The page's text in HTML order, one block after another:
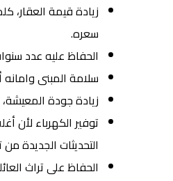
زيادة قيمة العقار،
سعره.
الحفاظ عليه عدد
سلامة المبنى
زيادة جودة
توفير الكهرباء لأن
التحديثات الجديدة
الحفاظ على تراث